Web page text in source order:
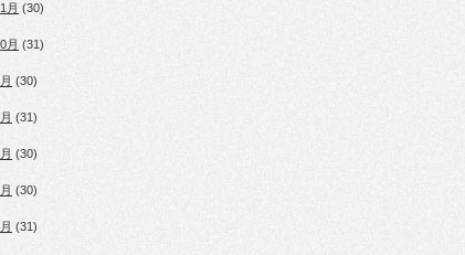
月 (30)
月 (31)
(30)
(31)
(30)
(30)
(31)